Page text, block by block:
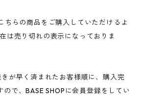
らの商品をご購入していただけるよ
は売り切れの表示になっておりま
が早く済まれたお客様順に、購入完
で、BASE SHOPに会員登録をしてい